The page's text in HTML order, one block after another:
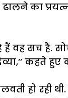
का
सच है. सोच
हो रही